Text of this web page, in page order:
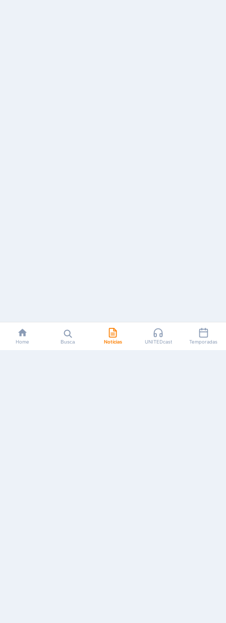
Home Busca Notícias UNITEDcast Temporadas